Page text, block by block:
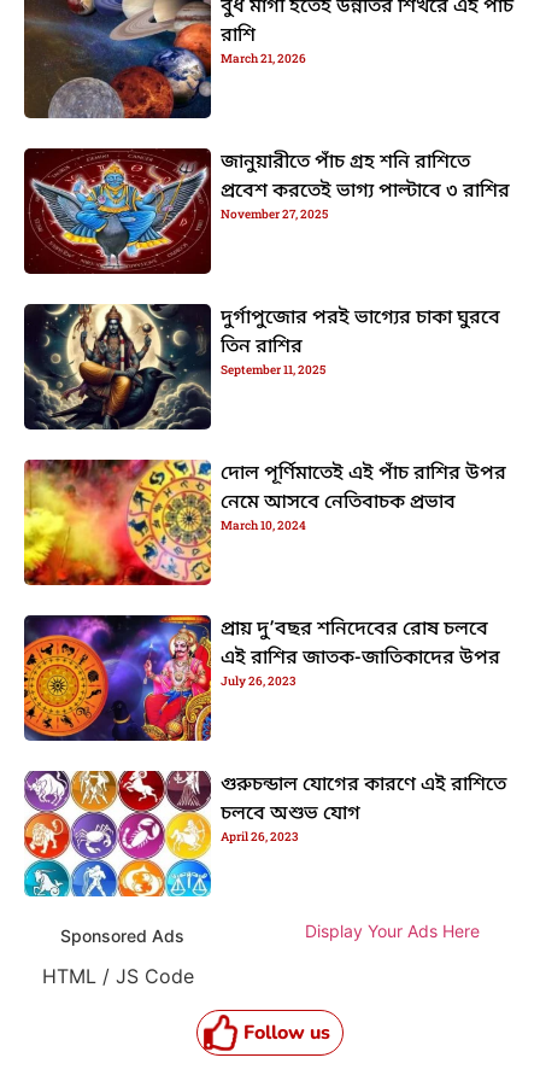
বুধ মার্গী হতেই উন্নতির শিখরে এই পাঁচ
রাশি
March 21, 2026
জানুয়ারীতে পাঁচ গ্রহ শনি রাশিতে
প্রবেশ করতেই ভাগ্য পাল্টাবে ৩ রাশির
November 27, 2025
দুর্গাপুজোর পরই ভাগ্যের চাকা ঘুরবে
তিন রাশির
September 11, 2025
দোল পূর্ণিমাতেই এই পাঁচ রাশির উপর
নেমে আসবে নেতিবাচক প্রভাব
March 10, 2024
প্রায় দু’বছর শনিদেবের রোষ চলবে
এই রাশির জাতক-জাতিকাদের উপর
July 26, 2023
গুরুচন্ডাল যোগের কারণে এই রাশিতে
চলবে অশুভ যোগ
April 26, 2023
Sponsored Ads Display Your Ads Here
HTML / JS Code
Follow us